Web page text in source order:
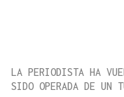
LA PERIODISTA HA
SIDO OPERADA DE UN